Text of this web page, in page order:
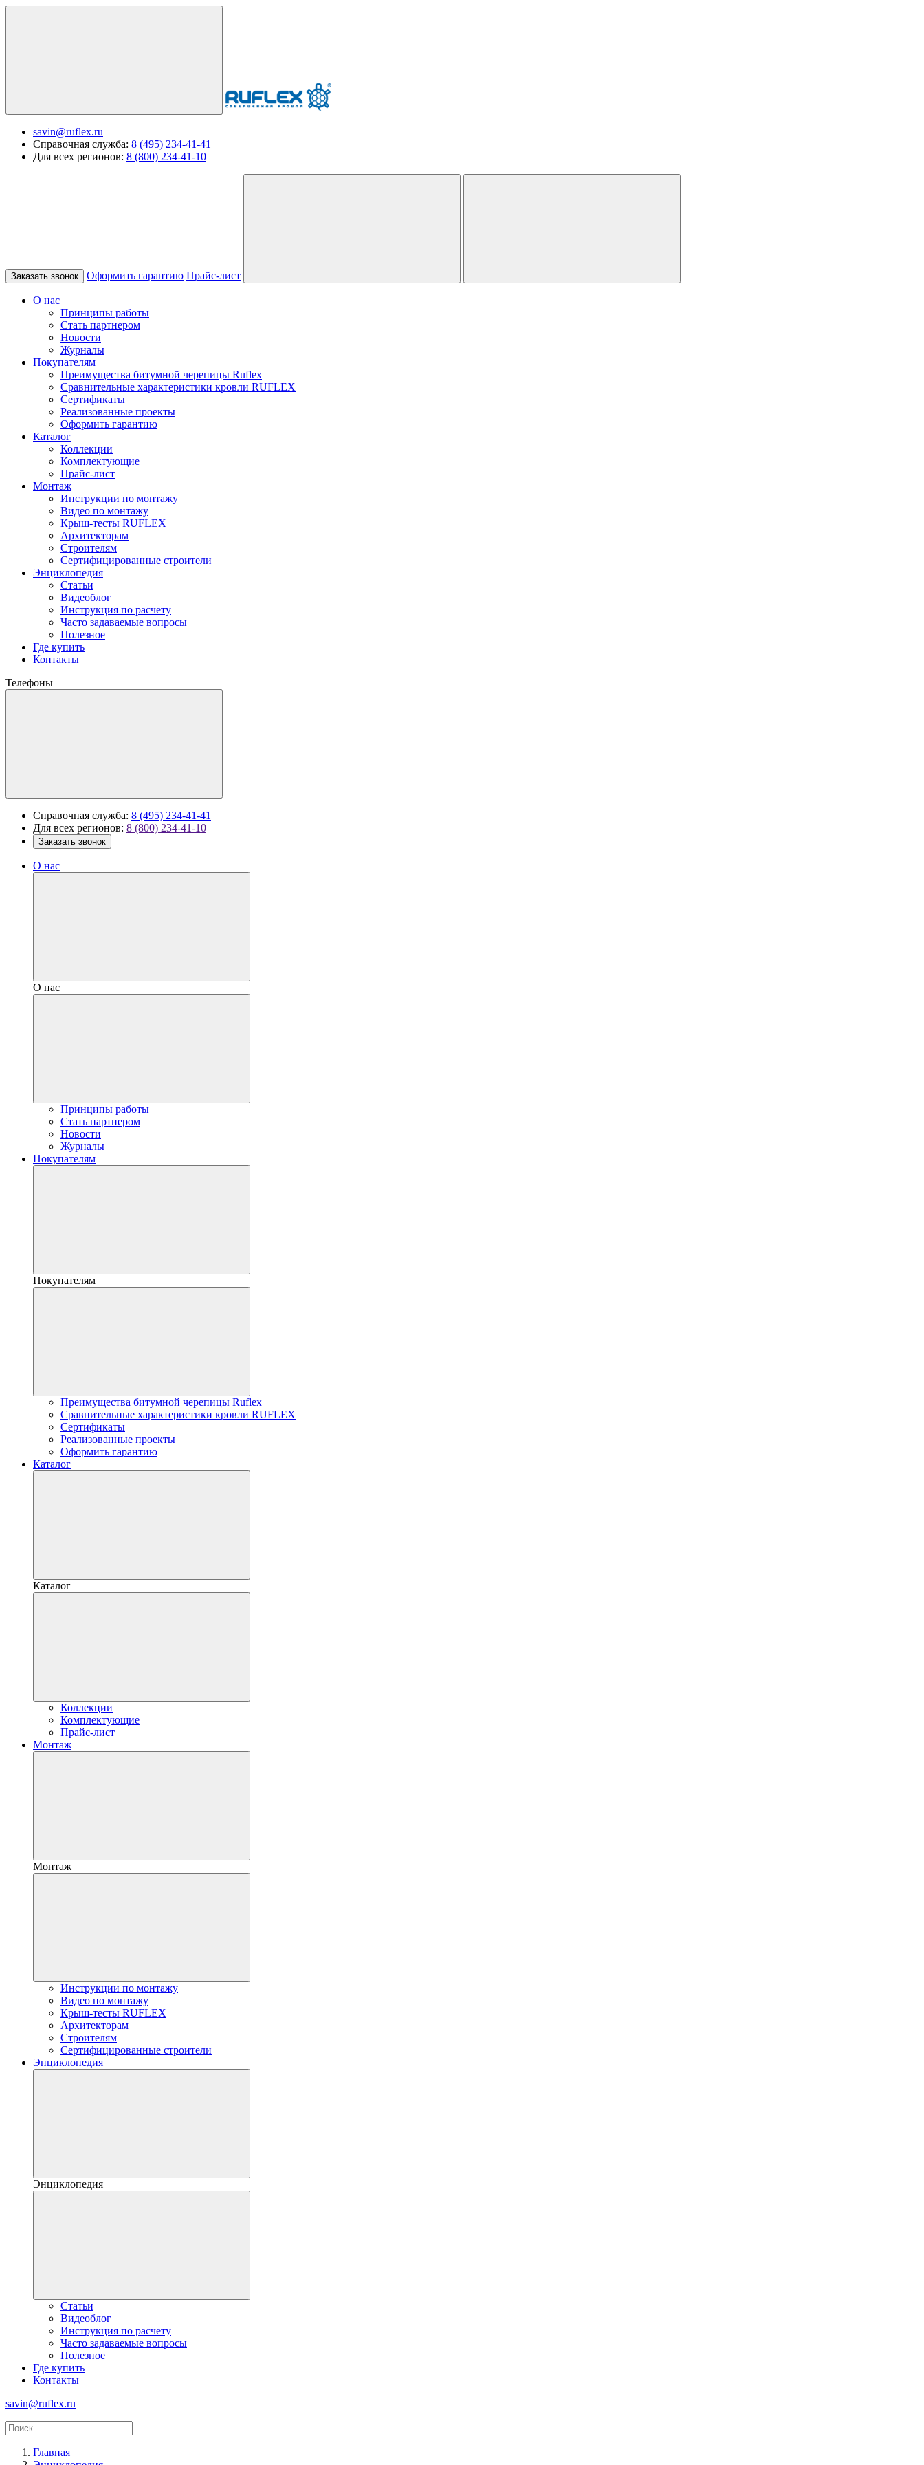
savin@ruflex.ru
Справочная служба: 8 (495) 234-41-41
Для всех регионов: 8 (800) 234-41-10
Заказать звонок Оформить гарантию Прайс-лист
О нас
Принципы работы
Стать партнером
Новости
Журналы
Покупателям
Преимущества битумной черепицы Ruflex
Сравнительные характеристики кровли RUFLEX
Сертификаты
Реализованные проекты
Оформить гарантию
Каталог
Коллекции
Комплектующие
Прайс-лист
Монтаж
Инструкции по монтажу
Видео по монтажу
Крыш-тесты RUFLEX
Архитекторам
Строителям
Сертифицированные строители
Энциклопедия
Статьи
Видеоблог
Инструкция по расчету
Часто задаваемые вопросы
Полезное
Где купить
Контакты
Телефоны
Справочная служба: 8 (495) 234-41-41
Для всех регионов: 8 (800) 234-41-10
Заказать звонок
О нас
О нас
Принципы работы
Стать партнером
Новости
Журналы
Покупателям
Покупателям
Преимущества битумной черепицы Ruflex
Сравнительные характеристики кровли RUFLEX
Сертификаты
Реализованные проекты
Оформить гарантию
Каталог
Каталог
Коллекции
Комплектующие
Прайс-лист
Монтаж
Монтаж
Инструкции по монтажу
Видео по монтажу
Крыш-тесты RUFLEX
Архитекторам
Строителям
Сертифицированные строители
Энциклопедия
Энциклопедия
Статьи
Видеоблог
Инструкция по расчету
Часто задаваемые вопросы
Полезное
Где купить
Контакты
savin@ruflex.ru
Главная